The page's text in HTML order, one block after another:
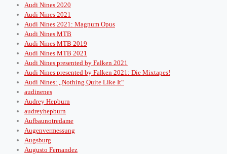
Audi Nines 2020
Audi Nines 2021
Audi Nines 2021: Magnum Opus
Audi Nines MTB
Audi Nines MTB 2019
Audi Nines MTB 2021
Audi Nines presented by Falken 2021
Audi Nines presented by Falken 2021: Die Mixtapes!
Audi Nines: „Nothing Quite Like It“
audinenes
Audrey Hepburn
audreyhepburn
Aufbaunotredame
Augenvermessung
Augsburg
Augusto Fernandez